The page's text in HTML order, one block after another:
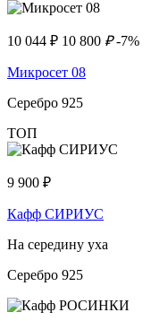
10 044 ₽ 10 800 ₽ -7%
Микросет 08
Серебро 925
ТОП
9 900 ₽
Кафф СИРИУС
На середину уха
Серебро 925